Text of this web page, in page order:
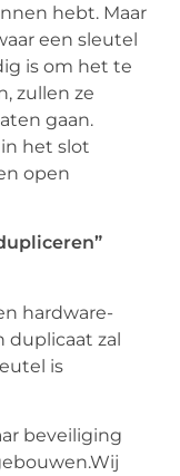
hebt. Maar
een sleutel
is om het te
zullen ze
gaan.
het slot
open
hardware-
duplicaat zal
is
beveiliging